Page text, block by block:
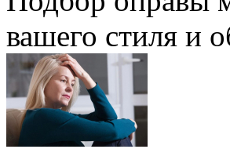
вашего стиля и